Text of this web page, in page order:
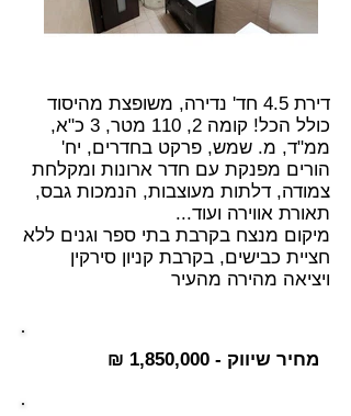
דירת 4.5 חד' נדירה, משופצת מהיסוד
כולל הכל! קומה 2, 110 מטר, 3 כ"א,
ממ"ד, מ. שמש, פרקט בחדרים, יח'
הורים מפנקת עם חדר ארונות ומקלחת
צמודה, דלתות מעוצבות, הנמכות גבס,
תאורת אווירה ועוד...
מיקום מנצח בקרבת בתי ספר וגנים ללא
חציית כבישים, בקרבת קניון סירקין
ויציאה מהירה מהעיר
מחיר שיווק - 1,850,000 ₪